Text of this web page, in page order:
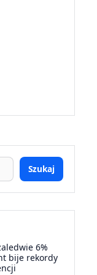
Szukaj
6%
bije rekordy